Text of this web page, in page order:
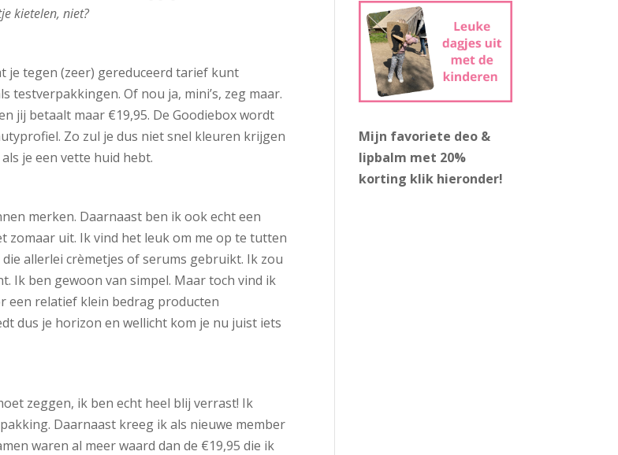
kietelen, niet?
je tegen (zeer) gereduceerd tarief kunt
testverpakkingen. Of nou ja, mini’s, zeg maar.
jij betaalt maar €19,95. De Goodiebox wordt
Zo zul je dus niet snel kleuren krijgen
je een vette huid hebt.
merken. Daarnaast ben ik ook echt een
zomaar uit. Ik vind het leuk om me op te tutten
allerlei crèmetjes of serums gebruikt. Ik zou
Ik ben gewoon van simpel. Maar toch vind ik
een relatief klein bedrag producten
dus je horizon en wellicht kom je nu juist iets
zeggen, ik ben echt heel blij verrast! Ik
Daarnaast kreeg ik als nieuwe member
waren al meer waard dan de €19,95 die ik
Mijn favoriete deo &
lipbalm met 20%
korting klik hieronder!